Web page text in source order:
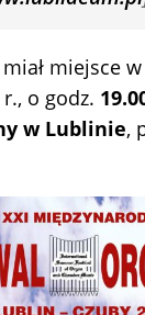
miejsce
o godz.
w Lublinie,